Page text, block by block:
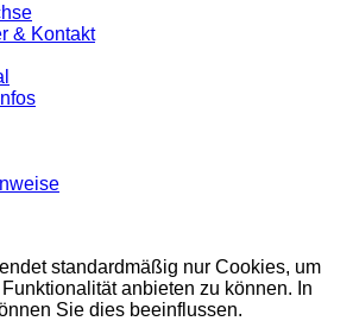
& Kontakt
standardmäßig nur Cookies, um
anbieten zu können. In
Sie dies beeinflussen.